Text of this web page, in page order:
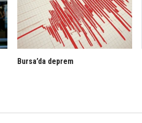
Bursa’da deprem